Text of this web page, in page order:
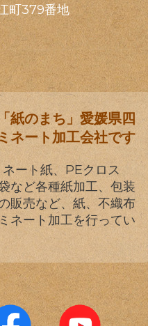
町379番地
紙のまち」愛媛県四
ネート加工会社です
ート紙、PEクロス
など各種紙加工、包装
販売など、紙、不織布
ネート加工を行ってい